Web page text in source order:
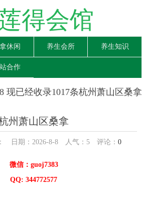
得会馆
休闲 养生会所 养生知识
合作
现已经收录1017条杭州萧山区桑拿
州萧山区桑拿
日期：2026-8-8 人气： 5评论： 0
微信：guoj7383
QQ: 344772577